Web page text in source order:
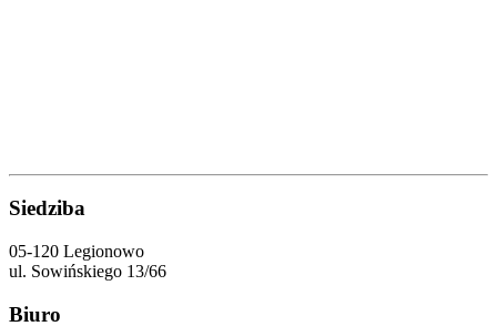
Siedziba
05-120 Legionowo
ul. Sowińskiego 13/66
Biuro